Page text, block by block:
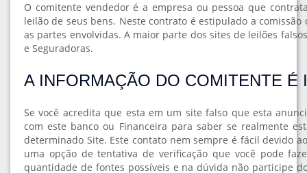
O comitente vendedor é a empresa ou pessoa que
leilão de seus bens. Neste contrato é estipulado a
as partes envolvidas. A maior parte dos sites de leilões
e Seguradoras.
A INFORMAÇÃO DO COMITENTE É
Se você acredita que esta em um site falso que esta
com este banco ou Financeira para saber se realmente
determinado Site. Este contato nem sempre é fácil devido
uma opção de tentativa de verificação que você pode
quantidade de fontes possíveis e na dúvida não participe